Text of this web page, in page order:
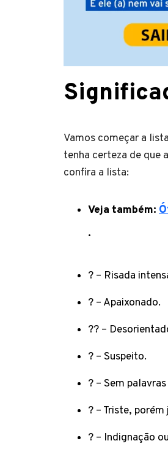
Vamos começar a
tenha certeza de que
confira a lista:
Veja também:
.
? – Risada
? – Apaixonado.
?‍? –
? – Suspeito.
? – Sem
? – Triste, porém
? – Indignação